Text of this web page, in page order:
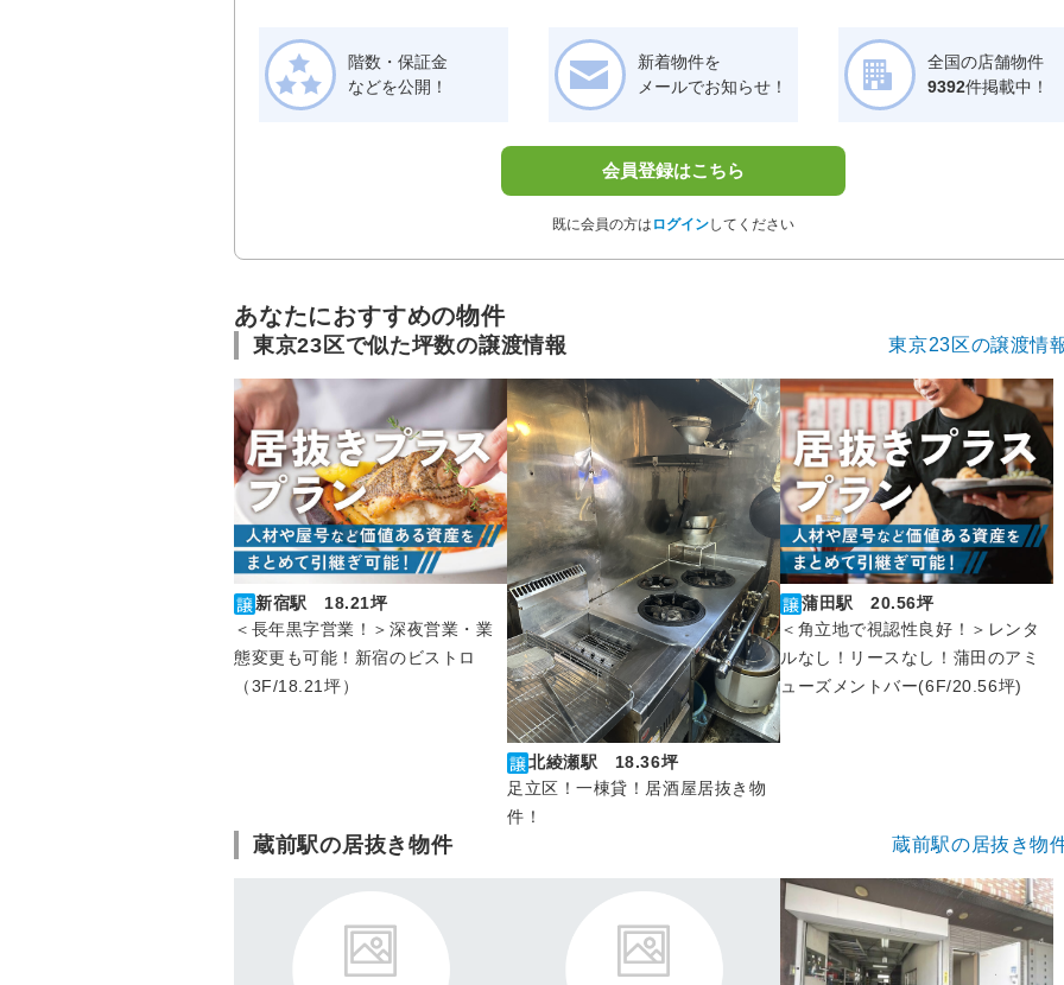
階数・保証金
などを公開！
新着物件を
メールでお知らせ！
全国の店舗物件
9392件掲載中！
会員登録はこちら
既に会員の方は ログインしてください
あなたにおすすめの物件
東京23区で似た坪数の譲渡情報 東京23区の譲渡情
新宿駅 18.21坪
＜長年黒字営業！＞深夜営業・業
態変更も可能！新宿のビストロ
（3F/18.21坪）
北綾瀬駅 18.36坪
足立区！一棟貸！居酒屋居抜き物
件！
蒲田駅 20.56坪
＜角立地で視認性良好！＞レンタ
ルなし！リースなし！蒲田のアミ
ューズメントバー(6F/20.56坪)
蔵前駅の居抜き物件 蔵前駅の居抜き物